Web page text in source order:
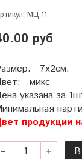
МЦ 11
руб
7х2см.
микс
указана за
продукции